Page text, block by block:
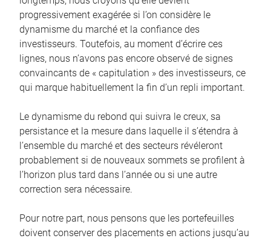
progressivement exagérée si l’on considère le
dynamisme du marché et la confiance des
investisseurs. Toutefois, au moment d’écrire ces
lignes, nous n’avons pas encore observé de signes
convaincants de « capitulation » des investisseurs, ce
qui marque habituellement la fin d’un repli important.
Le dynamisme du rebond qui suivra le creux, sa
persistance et la mesure dans laquelle il s’étendra à
l’ensemble du marché et des secteurs révéleront
probablement si de nouveaux sommets se profilent à
l’horizon plus tard dans l’année ou si une autre
correction sera nécessaire.
Pour notre part, nous pensons que les portefeuilles
doivent conserver des placements en actions jusqu’au